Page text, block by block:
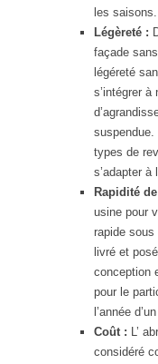
les saisons.
Légèreté :
façade
légéreté
s’intégrer à
suspendue.
types de
s’adapter à
Rapidité
usine pour
rapide
livré et
conception
pour le
l’année
Coût : L’
considéré